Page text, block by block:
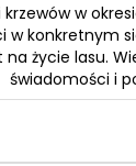
krzewów w
w konkretnym
na życie lasu.
świadomości i